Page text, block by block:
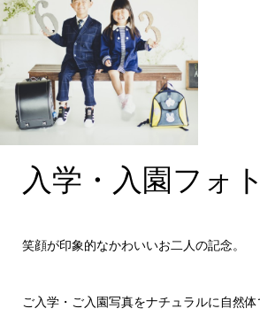
入学・入園フォト
笑顔が印象的なかわいいお二人の記念。
ご入学・ご入園写真をナチュラルに自然